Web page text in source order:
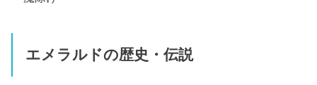
エメラルドの歴史・伝説